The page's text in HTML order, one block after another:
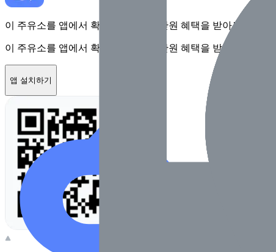
이 주유소를 앱에서 확인하고 최대 1만원 혜택을 받아보세요
이 주유소를 앱에서 확인하고 최대 1만원 혜택을 받아보세요
앱 설치하기